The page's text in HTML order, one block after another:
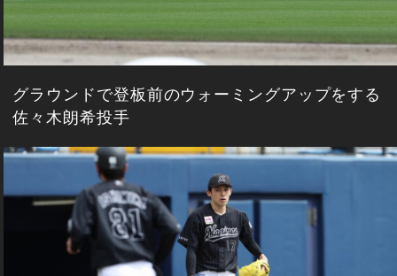
グラウンドで登板前のウォーミングアップをする
佐々木朗希投手